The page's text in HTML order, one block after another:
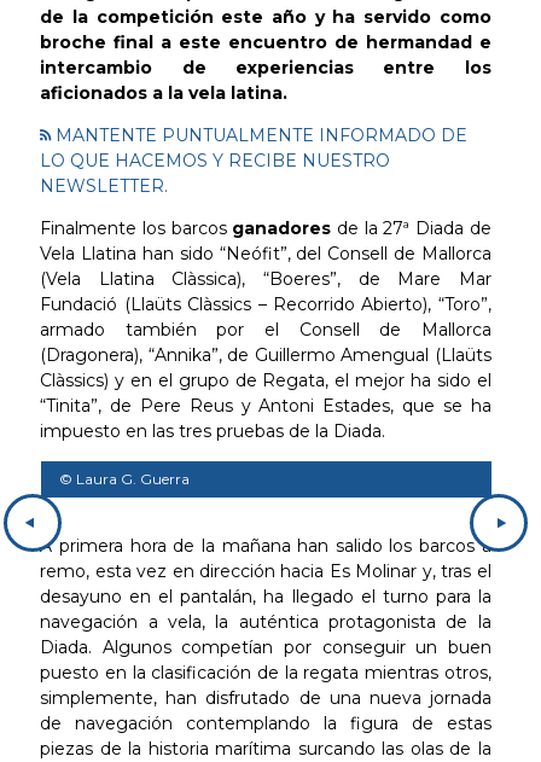
de la competición este año y ha servido como
broche final a este encuentro de hermandad e
intercambio de experiencias entre los
aficionados a la vela latina.
MANTENTE PUNTUALMENTE INFORMADO DE
LO QUE HACEMOS Y RECIBE NUESTRO
NEWSLETTER.
Finalmente los barcos ganadores de la 27ª Diada de
Vela Llatina han sido “Neófit”, del Consell de Mallorca
(Vela Llatina Clàssica), “Boeres”, de Mare Mar
Fundació (Llaüts Clàssics – Recorrido Abierto), “Toro”,
armado también por el Consell de Mallorca
(Dragonera), “Annika”, de Guillermo Amengual (Llaüts
Clàssics) y en el grupo de Regata, el mejor ha sido el
“Tinita”, de Pere Reus y Antoni Estades, que se ha
impuesto en las tres pruebas de la Diada.
© Laura G. Guerra
A primera hora de la mañana han salido los barcos a
remo, esta vez en dirección hacia Es Molinar y, tras el
desayuno en el pantalán, ha llegado el turno para la
navegación a vela, la auténtica protagonista de la
Diada. Algunos competían por conseguir un buen
puesto en la clasificación de la regata mientras otros,
simplemente, han disfrutado de una nueva jornada
de navegación contemplando la figura de estas
piezas de la historia marítima surcando las olas de la